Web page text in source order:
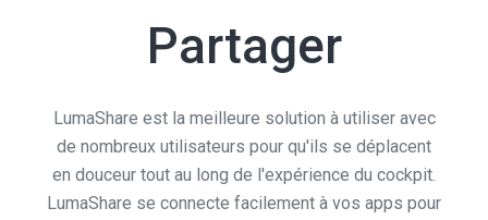
Partager
LumaShare est la meilleure solution à utiliser avec
de nombreux utilisateurs pour qu'ils se déplacent
en douceur tout au long de l'expérience du cockpit.
LumaShare se connecte facilement à vos apps pour